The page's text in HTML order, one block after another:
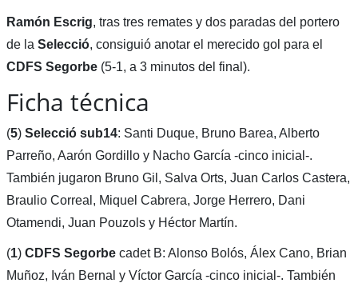
Ramón Escrig, tras tres remates y dos paradas del portero
de la Selecció, consiguió anotar el merecido gol para el
CDFS Segorbe(5-1, a 3 minutos del final).
Ficha técnica
(5) Selecció sub14: Santi Duque, Bruno Barea, Alberto
Parreño, Aarón Gordillo y Nacho García -cinco inicial-.
También jugaron Bruno Gil, Salva Orts, Juan Carlos Castera,
Braulio Correal, Miquel Cabrera, Jorge Herrero, Dani
Otamendi, Juan Pouzols y Héctor Martín.
(1)CDFS Segorbecadet B: Alonso Bolós, Álex Cano, Brian
Muñoz, Iván Bernal y Víctor García -cinco inicial-. También